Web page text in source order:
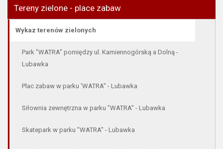
Tereny zielone - place zabaw
Wykaz terenów zielonych
Park "WATRA" pomiędzy ul. Kamiennogórską a Dolną -
Lubawka
Plac zabaw w parku 'WATRA" - Lubawka
Siłownia zewnętrzna w parku "WATRA" - Lubawka
Skatepark w parku "WATRA" - Lubawka